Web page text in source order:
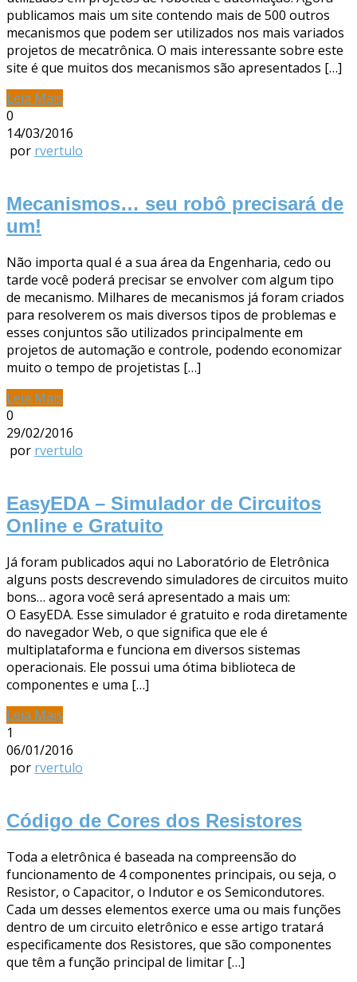
publicamos mais um site contendo mais de 500 outros
mecanismos que podem ser utilizados nos mais variados
projetos de mecatrônica. O mais interessante sobre este
site é que muitos dos mecanismos são apresentados […]
Leia Mais
0
14/03/2016
por rvertulo
Mecanismos… seu robô precisará de
um!
Não importa qual é a sua área da Engenharia, cedo ou
tarde você poderá precisar se envolver com algum tipo
de mecanismo. Milhares de mecanismos já foram criados
para resolverem os mais diversos tipos de problemas e
esses conjuntos são utilizados principalmente em
projetos de automação e controle, podendo economizar
muito o tempo de projetistas […]
Leia Mais
0
29/02/2016
por rvertulo
EasyEDA – Simulador de Circuitos
Online e Gratuito
Já foram publicados aqui no Laboratório de Eletrônica
alguns posts descrevendo simuladores de circuitos muito
bons… agora você será apresentado a mais um:
O EasyEDA. Esse simulador é gratuito e roda diretamente
do navegador Web, o que significa que ele é
multiplataforma e funciona em diversos sistemas
operacionais. Ele possui uma ótima biblioteca de
componentes e uma […]
Leia Mais
1
06/01/2016
por rvertulo
Código de Cores dos Resistores
Toda a eletrônica é baseada na compreensão do
funcionamento de 4 componentes principais, ou seja, o
Resistor, o Capacitor, o Indutor e os Semicondutores.
Cada um desses elementos exerce uma ou mais funções
dentro de um circuito eletrônico e esse artigo tratará
especificamente dos Resistores, que são componentes
que têm a função principal de limitar […]